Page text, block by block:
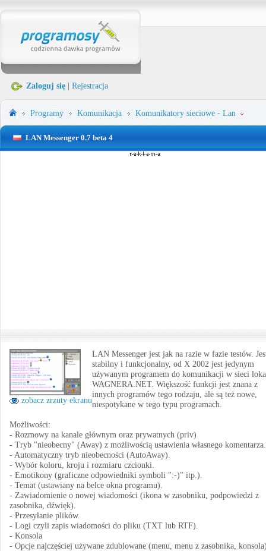
Zaloguj się Rejestracja
Programy Komunikacja Komunikatory sieciowe - Lan
LAN Messenger 0.7 beta 4
zobacz zrzuty ekranu
LAN Messenger jest jak na razie w fazie testów.
stabilny i funkcjonalny, od X 2002 jest jedynym
używanym programem do komunikacji w sieci
WAGNERA.NET. Większość funkcji jest znana z
innych programów tego rodzaju, ale są też nowe,
niespotykane w tego typu programach.
Możliwości:
- Rozmowy na kanale głównym oraz prywatnych (priv)
- Tryb "nieobecny" (Away) z możliwością ustawienia własnego komentarza.
- Automatyczny tryb nieobecności (AutoAway).
- Wybór koloru, kroju i rozmiaru czcionki.
- Emotikony (graficzne odpowiedniki symboli ":-)" itp.).
- Temat (ustawiany na belce okna programu).
- Zawiadomienie o nowej wiadomości (ikona w zasobniku, podpowiedzi z
zasobnika, dźwięk).
- Przesyłanie plików.
- Logi czyli zapis wiadomości do pliku (TXT lub RTF).
- Konsola
- Opcje najczęściej używane zdublowane (menu, menu z zasobnika,